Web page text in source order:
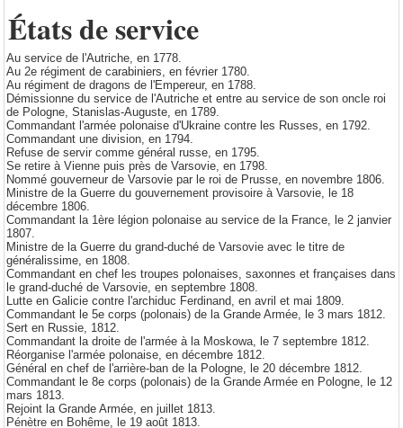
États de service
Au service de l'Autriche, en 1778.
Au 2e régiment de carabiniers, en février 1780.
Au régiment de dragons de l'Empereur, en 1788.
Démissionne du service de l'Autriche et entre au service de son oncle roi
de Pologne, Stanislas-Auguste, en 1789.
Commandant l'armée polonaise d'Ukraine contre les Russes, en 1792.
Commandant une division, en 1794.
Refuse de servir comme général russe, en 1795.
Se retire à Vienne puis près de Varsovie, en 1798.
Nommé gouverneur de Varsovie par le roi de Prusse, en novembre 1806.
Ministre de la Guerre du gouvernement provisoire à Varsovie, le 18
décembre 1806.
Commandant la 1ère légion polonaise au service de la France, le 2 janvier
1807.
Ministre de la Guerre du grand-duché de Varsovie avec le titre de
généralissime, en 1808.
Commandant en chef les troupes polonaises, saxonnes et françaises dans
le grand-duché de Varsovie, en septembre 1808.
Lutte en Galicie contre l'archiduc Ferdinand, en avril et mai 1809.
Commandant le 5e corps (polonais) de la Grande Armée, le 3 mars 1812.
Sert en Russie, 1812.
Commandant la droite de l'armée à la Moskowa, le 7 septembre 1812.
Réorganise l'armée polonaise, en décembre 1812.
Général en chef de l'arrière-ban de la Pologne, le 20 décembre 1812.
Commandant le 8e corps (polonais) de la Grande Armée en Pologne, le 12
mars 1813.
Rejoint la Grande Armée, en juillet 1813.
Pénètre en Bohême, le 19 août 1813.